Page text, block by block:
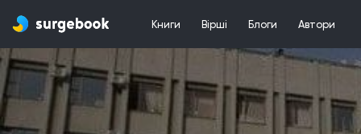
Книги Вірші Блоги Автори